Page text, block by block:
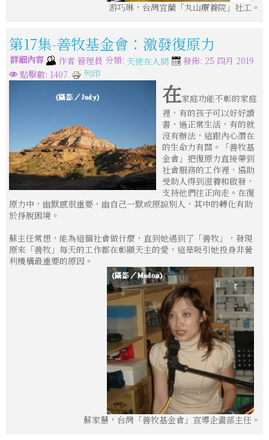
游巧琳，台灣宜蘭「丸山療養院」社工。
第17集-善牧基金會：激發復原力
詳細內容 作者 管理員 分類: 天使在人間
發佈: 25 四月 2019
點擊數: 1407
列印
在家庭功能不彰的家庭
裡，有的孩子可以好好讀
書，過正常生活，有的就
沒有辦法，這跟內心潛在
的生命力有關。「善牧基
金會」把復原力直接帶到
社會服務的工作裡，協助
受助人得到滋養和啟發，
支持他們往正向走。在復
原力中，幽默感很重要，幽自己一默或原諒別人，其中的轉化有助
於掙脫困境。
蘇主任常想，能為這個社會做什麼，直到她遇到了「善牧」，發現
原來「善牧」每天的工作都在彰顯天主的愛，這是吸引她投身非營
利機構最重要的原因。
蘇家慧，台灣「善牧基金會」宣導企畫部主任。